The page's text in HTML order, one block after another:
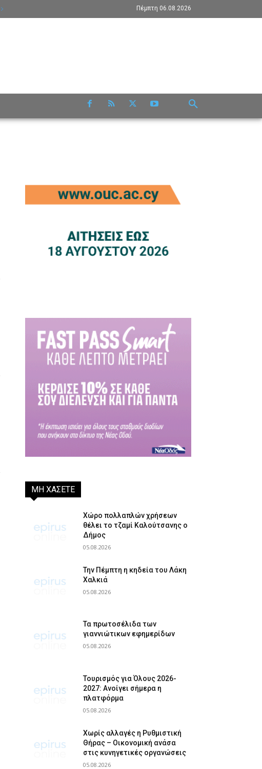
Πέμπτη 06.08.2026
ΜΗ ΧΑΣΕΤΕ
Χώρο πολλαπλών χρήσεων
θέλει το τζαμί Καλούτσανης ο
Δήμος
05.08.2026
Την Πέμπτη η κηδεία του Λάκη
Χαλκιά
05.08.2026
Τα πρωτοσέλιδα των
γιαννιώτικων εφημερίδων
05.08.2026
Τουρισμός για Όλους 2026-
2027: Ανοίγει σήμερα η
πλατφόρμα
05.08.2026
Χωρίς αλλαγές η Ρυθμιστική
Θήρας – Οικονομική ανάσα
στις κυνηγετικές οργανώσεις
05.08.2026